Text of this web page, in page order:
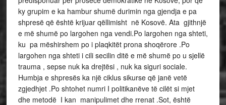
ky grupim e ka hambur shumë durimin nga gjendja e pa
shpresë që është krijuar qëllimisht në Kosovë. Ata gjithnjë
e më shumë po largohen nga vendi.Po largohen nga shteti,
ku pa mëshirshem po i plaqkitët prona shoqërore .Po
largohen nga shteti i cili secilin ditë e më shumë po u sjellë
trauma , sepse nuk ka drejtësi , nuk ka siguri sociale.
Humbja e shpresës ka një ciklus sikurse që janë vetë
zgjedhjet .Po shtohet numri I politikanëve të cilët si mjet
dhe metodë I kan manipulimet dhe rrenat .Sot, është